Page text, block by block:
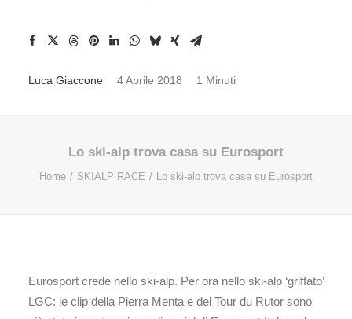
Luca Giaccone 4 Aprile 2018 1 Minuti
Lo ski-alp trova casa su Eurosport
Home SKIALP RACE Lo ski-alp trova casa su Eurosport
Eurosport crede nello ski-alp. Per ora nello ski-alp ‘griffato’
LGC: le clip della Pierra Menta e del Tour du Rutor sono